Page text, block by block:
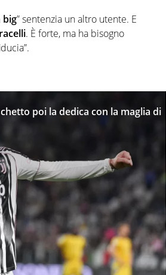
big” sentenzia un altro utente. E
. È forte, ma ha bisogno
poi la dedica con la maglia di